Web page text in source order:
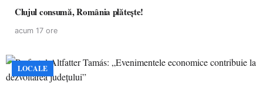
Clujul consumă, România plătește!
acum 17 ore
LOCALE